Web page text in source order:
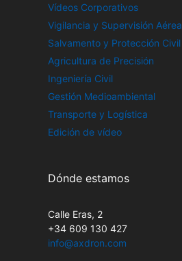
Vídeos Corporativos
Vigilancia y Supervisión Aérea
Salvamento y Protección Civil
Agricultura de Precisión
Ingeniería Civil
Gestión Medioambiental
Transporte y Logística
Edición de vídeo
Dónde estamos
Calle Eras, 2
+34 609 130 427
info@axdron.com